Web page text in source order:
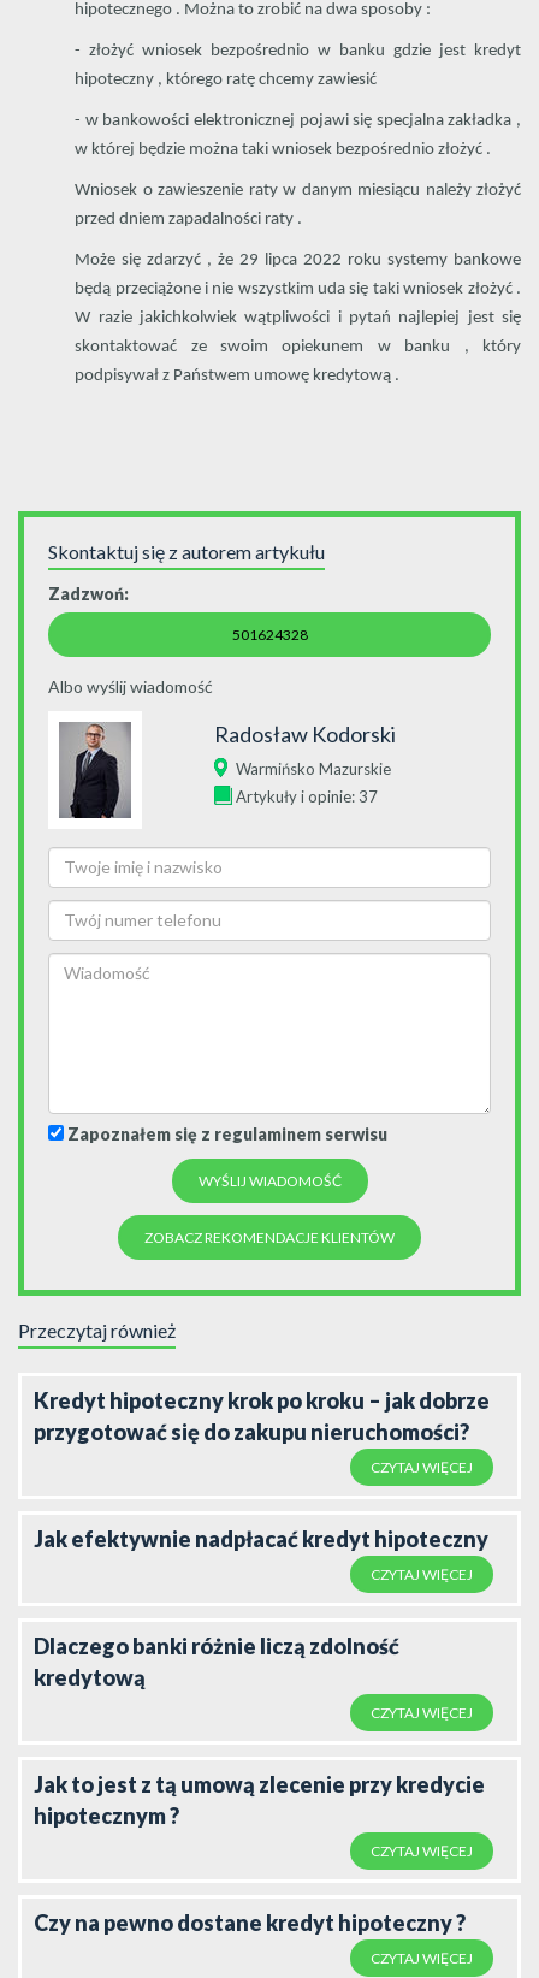
hipotecznego . Można to zrobić na dwa sposoby :
- złożyć wniosek bezpośrednio w banku gdzie jest kredyt
hipoteczny , którego ratę chcemy zawiesić
- w bankowości elektronicznej pojawi się specjalna zakładka ,
w której będzie można taki wniosek bezpośrednio złożyć .
Wniosek o zawieszenie raty w danym miesiącu należy złożyć
przed dniem zapadalności raty .
Może się zdarzyć , że 29 lipca 2022 roku systemy bankowe
będą przeciążone i nie wszystkim uda się taki wniosek złożyć .
W razie jakichkolwiek wątpliwości i pytań najlepiej jest się
skontaktować ze swoim opiekunem w banku , który
podpisywał z Państwem umowę kredytową .
Skontaktuj się z autorem artykułu
Zadzwoń:
501624328
Albo wyślij wiadomość
Radosław Kodorski
Warmińsko Mazurskie
Artykuły i opinie: 37
Zapoznałem się z regulaminem serwisu
ZOBACZ REKOMENDACJE KLIENTÓW
Przeczytaj również
Kredyt hipoteczny krok po kroku – jak dobrze
przygotować się do zakupu nieruchomości?
CZYTAJ WIĘCEJ
Jak efektywnie nadpłacać kredyt hipoteczny
CZYTAJ WIĘCEJ
Dlaczego banki różnie liczą zdolność
kredytową
CZYTAJ WIĘCEJ
Jak to jest z tą umową zlecenie przy kredycie
hipotecznym ?
CZYTAJ WIĘCEJ
Czy na pewno dostane kredyt hipoteczny ?
CZYTAJ WIĘCEJ